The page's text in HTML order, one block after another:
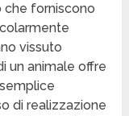
che forniscono
vissuto
un animale offre
di realizzazione